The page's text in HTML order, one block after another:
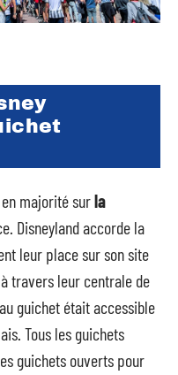
en majorité surla
Disneyland accorde la
leur place sur son site
travers leur centrale de
guichet était accessible
Tous les guichets
guichets ouverts pour